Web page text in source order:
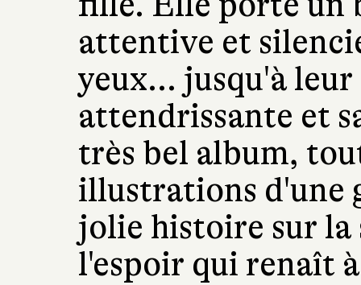
attentive et
yeux... jusqu'à
attendrissante et
très bel album,
illustrations d'une
jolie histoire sur
l'espoir qui renaît